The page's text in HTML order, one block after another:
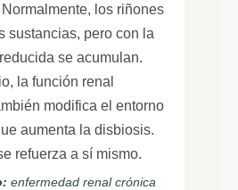
los riñones
sustancias, pero con la
se acumulan.
la función renal
modifica el entorno
aumenta la disbiosis.
refuerza a sí mismo.
enfermedad renal crónica